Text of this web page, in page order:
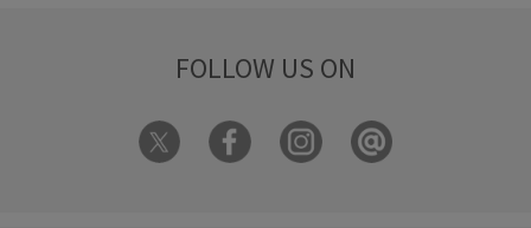
FOLLOW US ON